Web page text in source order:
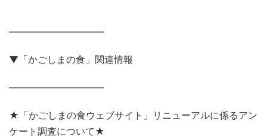
——————————
▼「かごしまの食」関連情報
——————————
★「かごしまの食ウェブサイト」リニューアルに係るアン
ケート調査について★